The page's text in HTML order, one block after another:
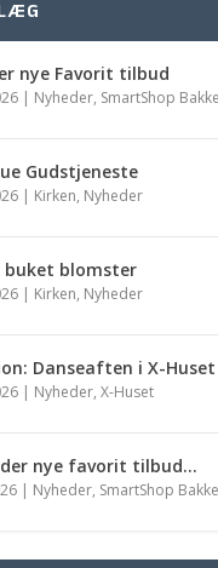
nye Favorit tilbud
| Nyheder, SmartShop
Gudstjeneste
| Kirken, Nyheder
buket blomster
| Kirken, Nyheder
Danseaften i X-Huset
| Nyheder,X-Huset
der nye favorit tilbud…
| Nyheder, SmartShop